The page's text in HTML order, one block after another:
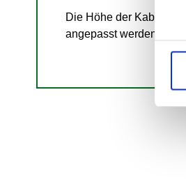
Die Höhe der Kabine
angepasst werden.